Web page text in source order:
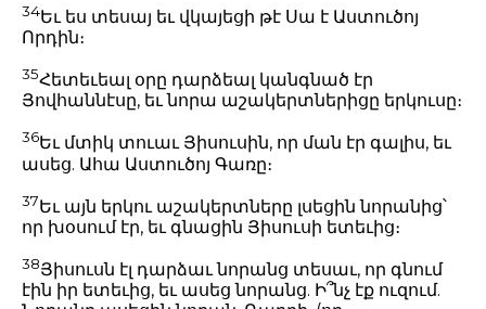
34Եւ ես տեսայ եւ վկայեցի թէ Սա է Աստուծոյ
Որդին։
35Հետեւեալ օրը դարձեալ կանգնած էր
Յովհաննէսը, եւ նորա աշակերտներիցը երկուսը։
36Եւ մտիկ տուաւ Յիսուսին, որ ման էր գալիս, եւ
ասեց. Ահա Աստուծոյ Գառը։
37Եւ այն երկու աշակերտները լսեցին նորանից՝
որ խօսում էր, եւ գնացին Յիսուսի ետեւից։
38Յիսուսն էլ դարձաւ նորանց տեսաւ, որ գնում
էին իր ետեւից, եւ ասեց նորանց. Ի՞նչ էք ուզում.